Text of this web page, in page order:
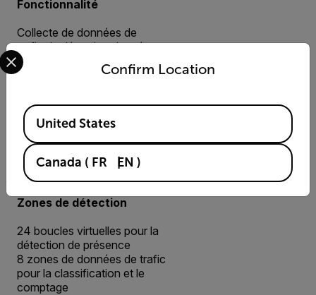
Fonctionnalité
Collecte de données de
trafic de détection de présence
de véhicules (données
intégrées) Surveillance de la
attente Collecte de données de
trafic
premium (données
individuelles) - licence
facultative
Zones de détection
24 boucles virtuelles pour la
détection de présence
8 zones de données de trafic
pour la classification et le
comptage
Confirm Location
Select your preferred country and language from the
Available Locations
United States
Canada ( FR EN )